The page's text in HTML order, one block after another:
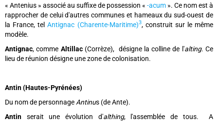
« Antenius » associé au suffixe de possession « -acum ». Ce nom est à
rapprocher de celui d'autres communes et hameaux du sud-ouest de
la France, telAntignac (Charente-Maritime)3, construit sur le même
modèle.
Antignac, comme Altillac(Corrèze), désigne la colline de l'alting. Ce
lieu de réunion désigne une zone de colonisation.
Antin (Hautes-Pyrénées)
Du nom de personnage Antinus (de Ante).
Antin serait une évolution d'althing, l'assemblée de tous. A